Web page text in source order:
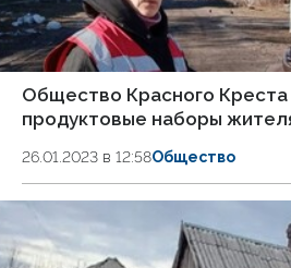
Общество Красного
продуктовые наборы
26.01.2023 в 12:58Общество